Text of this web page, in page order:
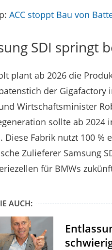
ACC stoppt Bau von
SDI springt
plant ab 2026 die
der
Wirtschaftsminister
sollte ab 2024
Diese Fabrik nutzt 100 %
Zulieferer Samsung
für BMWs
AUCH: